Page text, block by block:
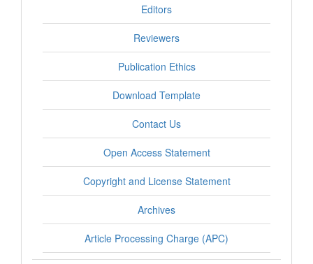
Editors
Reviewers
Publication Ethics
Download Template
Contact Us
Open Access Statement
Copyright and License Statement
Archives
Article Processing Charge (APC)